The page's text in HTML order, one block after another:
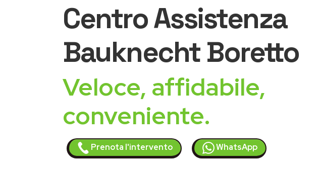
Centro Assistenza
BauknechtBoretto
Veloce, affidabile,
conveniente.
Prenota l'intervento WhatsApp